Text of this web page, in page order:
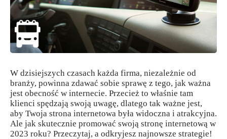
W dzisiejszych czasach każda firma, niezależnie od
branży, powinna zdawać sobie sprawę z tego, jak ważna
jest obecność w internecie. Przecież to właśnie tam
klienci spędzają swoją uwagę, dlatego tak ważne jest,
aby Twoja strona internetowa była widoczna i atrakcyjna.
Ale jak skutecznie promować swoją stronę internetową w
2023 roku? Przeczytaj, a odkryjesz najnowsze strategie!